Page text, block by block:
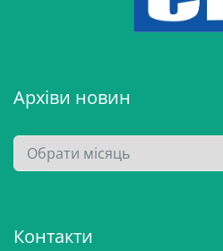
Архіви новин
А
р
в
Контакти